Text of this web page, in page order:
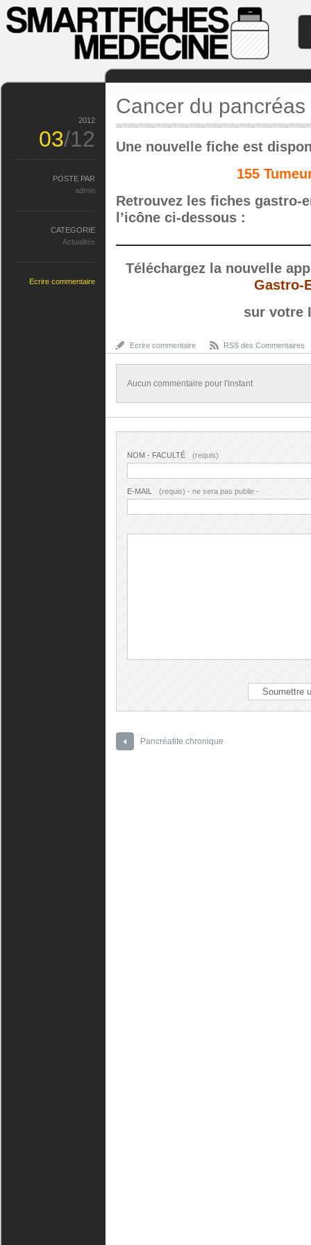
Cancer du pancréas
Une nouvelle fiche est
155
Retrouvez les fiches gastro-
l’icône ci-dessous :
Téléchargez la nouvelle
Gastro-
sur votre
2012
03/12
POSTE PAR
admin
CATEGORIE
Actualités
Ecrire commentaire
Ecrire commentaire RSS des Commentaires
Aucun commentaire pour l'instant
NOM - FACULTÉ (requis)
E-MAIL (requis) - ne sera pas publie -
Pancréatite chronique